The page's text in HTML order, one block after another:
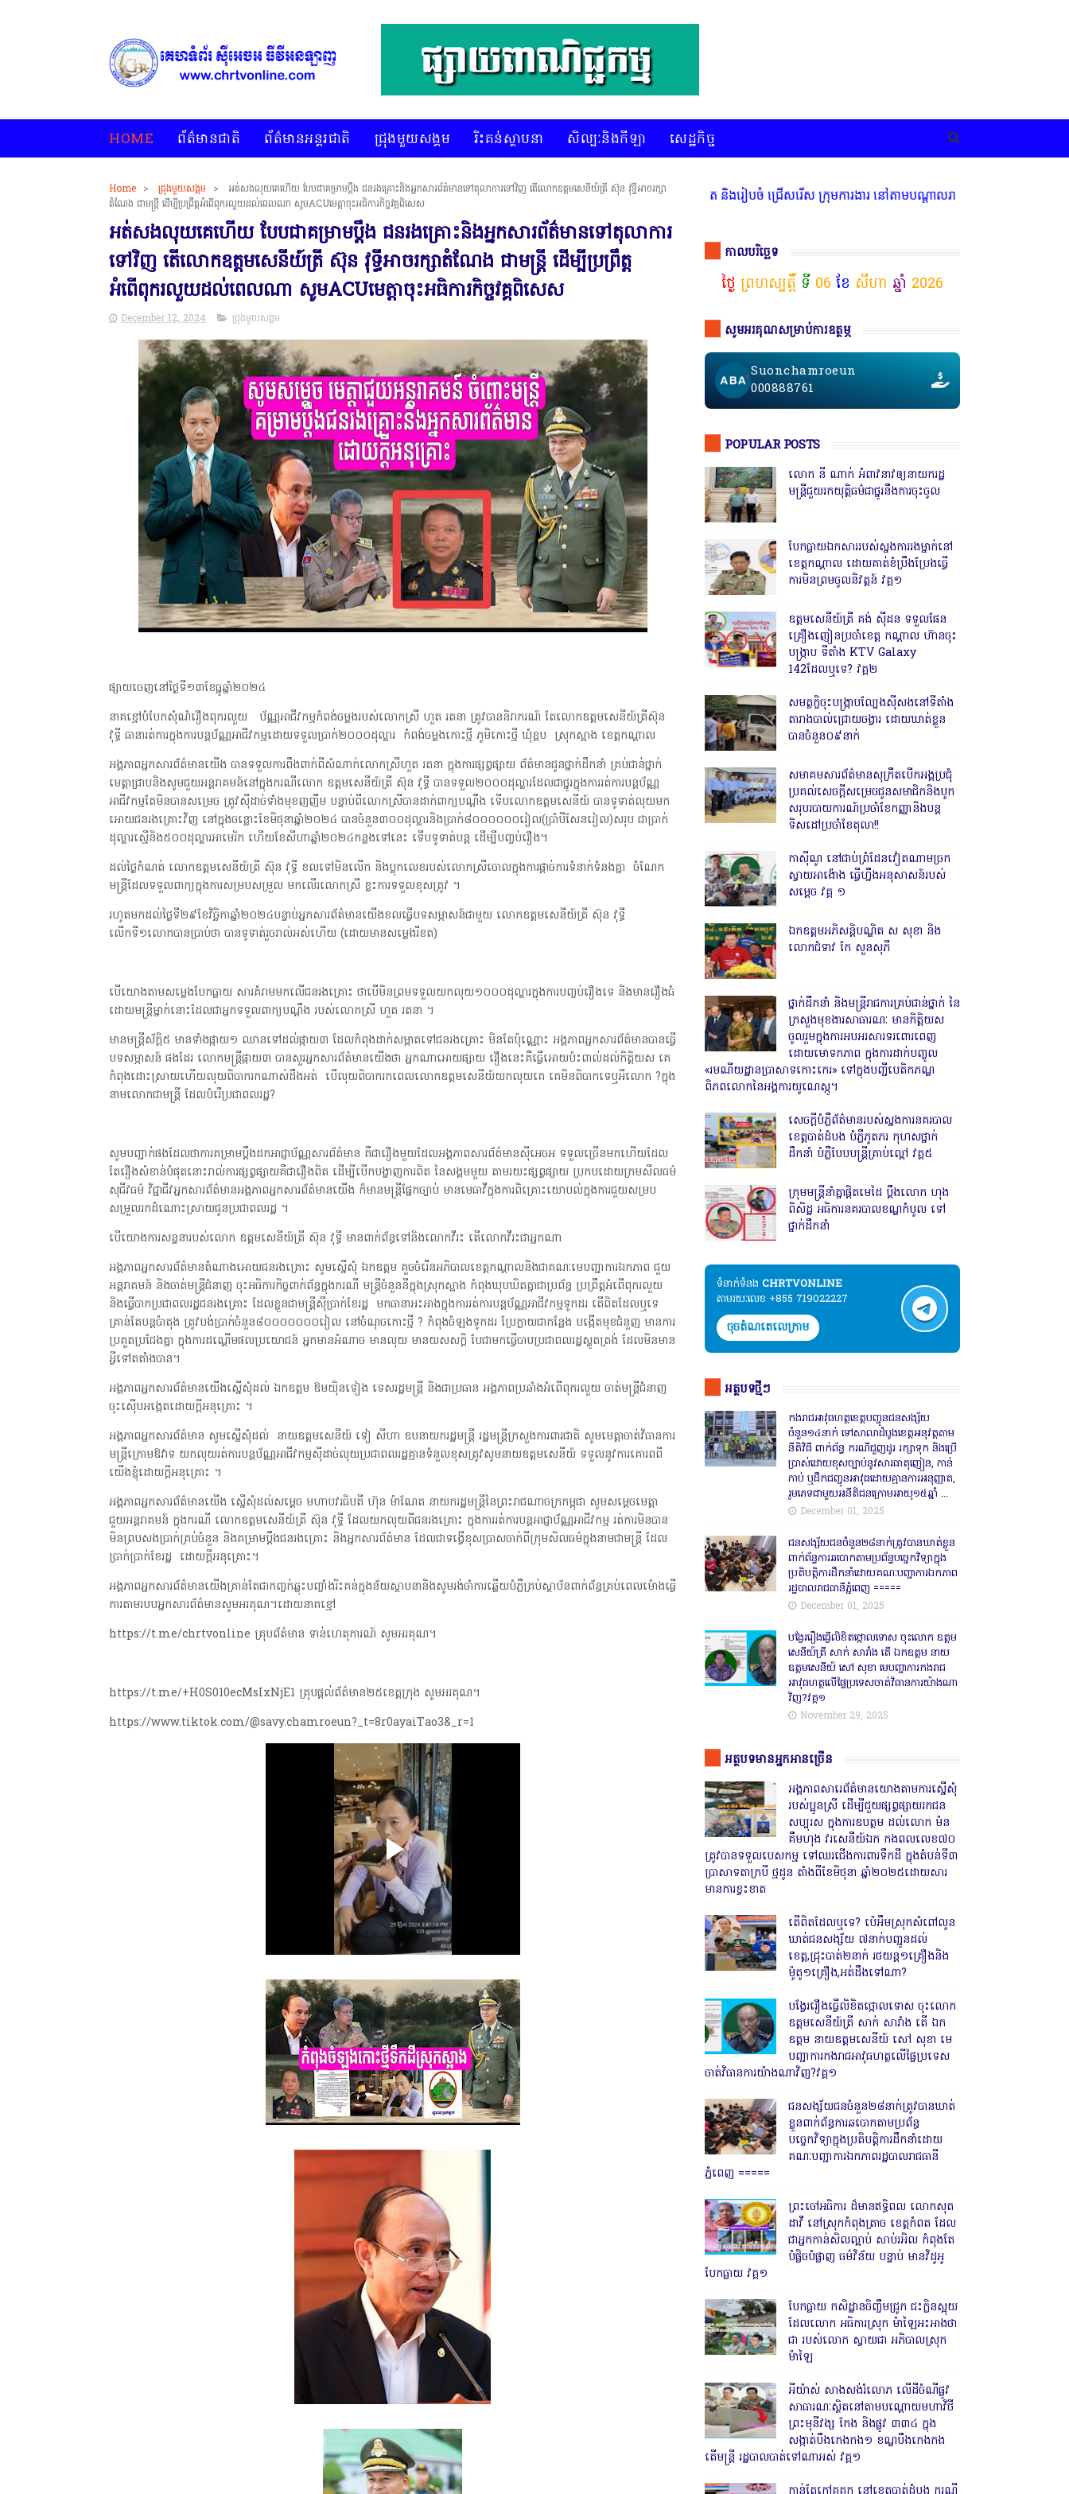
HOME ព័ត៌មានជាតិ ព័ត៌មានអន្តរជាតិ ជ្រុងមួយសង្គម រិះគន់ស្ថាបនា សិល្បៈនិងកីឡា សេដ្ឋកិច្ច
Home > ជ្រុងមួយសង្គម >
អត់សងលុយគេហើយ បែបជាគម្រាមប្តឹង ជនរងគ្រោះនិងអ្នកសារព័ត៌មានទៅតុលាការទៅវិញ តើលោកឧត្តមសេនីយ៍ត្រី ស៊ុន វុទ្ធីអាចរក្សា
តំណែង ជាមន្ត្រី ដើម្បីប្រព្រឹត្តអំពើពុករលួយដល់ពេលណា សូមACUមេត្តាចុះអធិការកិច្ចវគ្គពិសេស
អត់សងលុយគេហើយ បែបជាគម្រាមប្តឹង ជនរងគ្រោះនិងអ្នកសារព័ត៌មានទៅតុលាការ
ទៅវិញ តើលោកឧត្តមសេនីយ៍ត្រី ស៊ុន វុទ្ធីអាចរក្សាតំណែង ជាមន្ត្រី ដើម្បីប្រព្រឹត្ត
អំពើពុករលួយដល់ពេលណា សូមACUមេត្តាចុះអធិការកិច្ចវគ្គពិសេស
December 12, 2024 ជ្រុងមួយសង្គម
ផ្សាយចេញនៅថ្ងៃទី១៣ខែធ្នូឆ្នាំ២០២៤
នាគខ្មៅបំបែកសុំណំរឿងពុករលួយ ប័ណ្ណអាជីវកម្មកំពង់ចម្លងរបស់លោកស្រី ហួត រតនា ត្រូវបាននិរាករណ៍ តែលោកឧត្តមសេនីយ៍ត្រីស៊ុន
វុទ្ធី ធានារត់ការក្នុងការបន្តប័ណ្ណអាជីវកម្មដោយទទួលប្រាក់២០០០ដុល្លារ កំពង់ចម្លងកោះថ្មី ភូមិកោះថ្មី ឃុំខ្ពប ស្រុកស្អាង ខេត្តកណ្តាល
អង្គភាពអ្នកសារព័ត៌មានយើង បានទទួលការពឹងពាក់ពីសំណាក់លោកស្រីហួត រតនា ក្នុងការផ្សព្វផ្សាយ ព័ត៌មានជូនថ្នាក់ដឹកនាំ គ្រប់ជាន់ថ្នាក់
មេត្តាជ្រាបនិងសូមជួយអន្តរាគមន៍នៅក្នុងករណីលោក ឧត្តមសេនីយ៍ត្រី ស៊ុន វុទ្ធី បានទទួល២០០០ដុល្លារដែលជាថ្នូរក្នុងការរត់ការបន្តប័ណ្ណ
អាជីវកម្មតែមិនបានសម្រេច ត្រូវស៊ីដាច់ទាំងមុខញញឹម បន្ទាប់ពីលោកស្រីបានដាក់ពាក្យបណ្តឹង ទើបលោកឧត្តមសេនីយ៍ បានទូទាត់លុយមក
អោយជនរងគ្រោះវិញ នៅក្នុងចន្លោះខែមិថុនាឆ្នាំ២០២៤ បានចំនួន៣០០ដុល្លារនិងប្រាក់៨០០០០០០រៀល(ប្រាំបីសែនរៀល)សរុប ជាប្រាក់
ដុល្លារស្មើនិង៥០០ដុល្លារអាមេរិក ហើយខែសីហាឆ្នាំ២០២៤កន្លងទៅនេះ ទើបទូទាត់បន្ត ដើម្បីបញ្ចប់រឿង។
ដល់ថ្ងៃកំណត់ លោកឧត្តមសេនីយ៍ត្រី ស៊ុន វុទ្ធី ខលទៅមិនលើក និងប្លុកលេខរបស់លោកស្រីចោលក្នុងការផ្តាច់ការទំនាក់ទំនងគ្នា ចំណែក
មន្ត្រីដែលទទួលពាក្យក្នុងការសម្របសម្រួល មកលើរលោកស្រី ខ្លះការទទួលខុសត្រូវ ។
រហូតមកដល់ថ្ងៃទី២៩ខែវិច្ឆិកាឆ្នាំ២០២៤បន្ទាប់អ្នកសារព័ត៌មានយើងខលធ្វើបទសម្ភាសន៍ជាមួយ លោកឧត្តមសេនីយ៍ត្រី ស៊ុន វុទ្ធី
លើកទី១លោកបានប្រាប់ថា បានទូទាត់រួចរាល់អស់ហើយ (ដោយមានសម្លេងរីខត)
បើយោងតាមសម្លេងបែកធ្លាយ សារគំរាមមកលើជនរងគ្រោះ ថាបើមិនព្រមទទួលយកលុយ១០០០ដុល្លារក្នុងការបញ្ចប់រឿងទេ និងមានរឿងធំ
ដោយមន្ត្រីម្នាក់នោះដែលជាអ្នកទទួលពាក្យបណ្តឹង របស់លោកស្រី ហួត រតនា ។
មានមន្ត្រីស័ក្តិ៥ មានទាំងផ្កាយ១ ឈានទៅដល់ផ្កាយ៣ ដែលកំពុងដាក់សម្ពាតទៅជនរងគ្រោះ មិនតែប៉ុណ្ណោះ អង្គភាពអ្នកសារព័ត៌មានបានធ្វើ
បទសម្ភាសន៍ ផងដែរ លោកមន្ត្រីផ្កាយ៣ បានសួរអ្នកសារព័ត៌មានយើងថា អ្នកណាអោយផ្សាយ រឿងនេះគឺធ្វើអោយប៉ះពាល់ដល់កិត្តិយស គេ
កំពុងដោះស្រាយហើយលុយពិបាករកណាស់ដឹងអត់ បើលុយពិបាករកពេលលោកឧត្តមសេនីយ៍យកលុយគេ គេមិនពិបាកទេឬអីលោក ?ក្នុង
នាមលោកជាមន្ត្រី ដែលបំរើប្រជាពលរដ្ឋ?
សូមបញ្ជាក់ផងដែលថាការគម្រាមប្តឹងដកអាជ្ញាប័ណ្ណសារព័ត៌មាន គឺជារឿងមួយដែលអង្គភាពសារព័ត៌មានស៊ីអេចអ ទទួលច្រើនមកហើយដែល
តែរឿងសំខាន់បំផុតនោះរាល់ការផ្សព្វផ្សាយគឺជារឿងពិត ដើម្បីបើកបង្ហាញការពិត នៃសង្គមមួយ តាមរយះផ្សព្វផ្សាយ ប្រកបដោយក្រមសីលធម៌
សុជីវធម៌ វិជ្ជាជីវអ្នកសារព័ត៌មានអង្គភាពអ្នកសារព័ត៌មានយើង ក៏មានមន្ត្រីផ្នែកច្បាប់ មានមេធាវីក្នុងការពិគ្រោះយោបល់ក្នុងការជួយសម្រប
សម្រួលរកដំណោះស្រាយជូនប្រជាពលរដ្ឋ ។
បើយោងការសន្ទនារបស់លោក ឧត្តមសេនីយ៍ត្រី ស៊ុន វុទ្ធី មានពាក់ព័ន្ធទៅនិងលោកវីរះ តើលោកវីរះជាអ្នកណា
អង្គភាពអ្នកសារព័ត៌មានតំណាងអោយជនរងគ្រោះ សូមស្នើសុំ ឯកឧត្តម គួចចំរើនអភិបាលខេត្តកណ្តាលនិងជាគណៈមេបញ្ជាការឯកភាព ជួយ
អន្តរាគមន៍ និងចាត់មន្ត្រីជំនាញ ចុះអធិការកិច្ចពាក់ព័ន្ធក្នុងករណី មន្ត្រីចំនួននីក្នុងស្រុកស្អាង កំពុងឃុបឃិតគ្នាជាប្រព័ន្ធ ប្រព្រឹត្តអំពើពុករលួយ
និងធ្វើបាកប្រជាពលរដ្ឋជនរងគ្រោះ ដែលខ្លួនជាមន្ត្រីស៊ីប្រាក់ខែរដ្ឋ មកធានាអះអាងក្នុងការរត់ការបន្តប័ណ្ណអាជីវកម្មទូកដរ តើពិតដែលឬទេ
គ្រាន់តែបន្តប៉ាតុង ត្រូវបង់ប្រាក់ចំនួន៨០០០០០០០រៀល នៅចំណុចកោះថ្មី ? កំពុងចំឡងទូកដរ ប្រែក្លាយជាកន្លែង បង្កើតមុខជំនួញ មានការ
ប្រគួតប្រជែងគ្នា ក្នុងការដណ្តើមផលប្រយោជន៍ អ្នកមានអំណាច មានលុយ មានយសសក្តិ បែជាមកធ្វើបាបប្រជាពលរដ្ឋស្លូតត្រង់ ដែលមិនមាន
អ្វីទៅតតាំងបាន។
អង្គភាពអ្នកសារព័ត៌មានយើងស្នើសុំដល់ ឯកឧត្តម ឱមយ៉ិនទៀង ទេសរដ្ឋមន្ដ្រី និងជាប្រធាន អង្គភាពប្រឆាំងអំពើពុករលួយ ចាត់មន្ត្រីជំនាញ
ចុះស៊ើបអង្កេតដោយក្តីអនុគ្រោះ ។
អង្គភាពអ្នកសារព័ត៌មាន សូមស្នើសុំដល់ នាយឧត្តមសេនីយ៍ ទៀ សីហា ឧបនាយករដ្ឋមន្ត្រី រដ្ឋមន្ត្រីក្រសួងការពារជាតិ សូមមេត្តាចាត់វិធានការ
មន្ត្រីក្រោមឱវាទ យកលុយរត់ការបន្តប័ណ្ណអាជីវកម្មស៊ីដាច់លុយប្រជាពលរដ្ឋគ្មានទំនួលខុសត្រូវសូមនាយឧត្តមសេនីយ៍ ទទួលនូវការគោរពពី
យើងខ្ញុំដោយក្តីអនុគ្រោះ ។
អង្គភាពអ្នកសារព័ត៌មានយើង ស្នើសុំដល់សម្តេច មហាបវរធិបតី ហ៊ុន ម៉ាណែត នាយករដ្ឋមន្ត្រីនៃព្រះរាជណាចក្រកម្ពុជា សូមសម្តេចមេត្តា
ជួយអន្តរាគមន៍ ក្នុងករណី លោកឧត្តមសេនីយ៍ត្រី ស៊ុន វុទ្ធី ដែលយកលុយពីជនរងគ្រោះ ក្នុងការរត់ការបន្តអាជ្ញាប័ណ្ណអាជីវកម្ម រត់ការមិនបាន
មិនព្របសងប្រាក់គ្រប់ចំនួន និងគម្រាមប្តឹងជនរងគ្រោះ និងអ្នកសារព័ត៌មាន ដែលជាទង្វើខុសប្រាសចាក់ពីក្រុមសិលធម៌ក្នុងនាមជាមន្ត្រី ដែល
ប្រាក់ប្រាក់ខែរដ្ឋ ដោយក្តីអនុគ្រោះ។
អង្គភាពអ្នកសារព័ត៌មានយើងគ្រាន់តែជាកញ្ចក់ឆ្លុះបញ្ចាំងរិះគន់ក្នុងន័យស្ថាបនានិងសូមរង់ចាំការឆ្លើយបំភ្លឺគ្រប់ស្ថាប័នពាក់ព័ន្ធគ្រប់ពេលម៉ោងធ្វើ
ការតាមរបបអ្នកសារព័ត៌មានសូមអរគុណ។ដោយនាគខ្មៅ
https://t.me/chrtvonline គ្រុបព័ត៌មាន ទាន់ហេតុការណ៍ សូមអរគុណ។
https://t.me/+H0S010ecMsIxNjE1 គ្រុបផ្តល់ព័ត៌មាន២៥ខេត្តក្រុង សូមអរគុណ។
https://www.tiktok.com/@savy.chamroeun?_t=8r0ayaiTao3&_r=1
* គេហទំព័រ ស៊ីអេចអធីវីអនឡាញ ជាព័ត៌មានពិត រហ័ស អព្យាក្រឹត និងរៀបចំ ជ្រើសរើស ក្រុមការងារ នៅតាមបណ្តាលរាជធានី ខេត្ត មានចំណាប់អារម្មណ៍ សូមទំ
កាលបរិច្ឆេទ
ថ្ងៃ ព្រហស្បត្តិ៍ ទី 06 ខែ សីហា ឆ្នាំ 2026
សូមអរគុណសម្រាប់ការឧត្ថម្ភ
Suonchamroeun
000888761
POPULAR POSTS
លោក នី ណាក់ អំពាវនាវឲ្យនាយករដ្ឋ
មន្ត្រីជួយរកយុត្តិធម៌ជាថ្នូរនឹងការចុះចូល
បែកធ្លាយឯកសាររបស់ស្នងការរងម្នាក់នៅ
ខេត្តកណ្ដាល ដោយគាត់ខំប្រឹងប្រែងធ្វើ
ការមិនព្រមចូលនិវត្តន៍ វគ្គ១
ឧត្តមសេនីយ៍ត្រី គង់ ស៊ីដន ទទួលផែន
គ្រឿងញៀនប្រចាំខេត្ត កណ្តាល ហ៊ានចុះ
បង្ក្រាប ទីតាំង KTV Galaxy
142ដែលឬទេ? វគ្គ២
សមត្ថកិ្ចចុះបង្ក្រាបល្បែងស៊ីសងនៅទីតាំង
តារាងបាល់ជ្រោយចង្វារ ដោយឃាត់ខ្លួន
បានចំនួន០៩នាក់
សមាគមសារព័ត៌មានសុក្រឹតបើកអង្គប្រជុំ
ប្រគល់សេចក្តីសម្រេចជូនសមាជិកនិងបូក
សរុបរបាយការណ៍ប្រចាំខែកញ្ញានិងបន្ត
ទិសដៅប្រចាំខែតុលា!!
កាសុីណូ នៅជាប់ព្រំដែនវៀតណាមច្រក
ស្វាយអាង៉ោង ធ្វើហ្នឹងអនុសាសន៍របស់
សម្ដេច វគ្គ ១
ឯកឧត្តមអភិសន្តិបណ្ឌិត ស សុខា និង
លោកជំទាវ កែ សួនសុភី
ថ្នាក់ដឹកនាំ និងមន្ត្រីរាជការគ្រប់ជាន់ថ្នាក់ នៃ
ក្រសួងមុខងារសាធារណៈ មានកិត្តិយស
ចូលរួមក្នុងការអបអរសារទរពោរពេញ
ដោយមោទកភាព ក្នុងការដាក់បញ្ចូល
«រមណីយដ្ឋានប្រាសាទកោះកេរ» ទៅក្នុងបញ្ជីបេតិកភណ្ឌ
ពិភពលោកនៃអង្គការយូណេស្កូ។
សេចក្តីបំភ្លឺព័ត៌មានរបស់ស្នងការនគរបាល
ខេត្តបាត់ដំបង បំភ្លឺភូតភរ កុហសថ្នាក់
ដឹកនាំ បំភ្លឺបែបបន្ត្រីគ្រាប់ល្ពៅ វគ្គ៥
ក្រុមមន្ត្រីនាំគ្នាផ្ដិតមេដៃ ប្ដឹងលោក ហុង
ពិសិដ្ឋ អធិការនគរបាលខណ្ឌកំបូល ទៅ
ថ្នាក់ដឹកនាំ
ទំនាក់ទំនង​​ CHRTVONLINE
តាមរយៈលេខ +855 719022227
ចុចតំណតេលេក្រាម
អត្ថបទថ្មីៗ
កងរាជឣាវុធហត្ថខេត្តបញ្ជូនជនសង្ស័យ
ចំនួន១៤នាក់ ទៅសាលាដំបូងខេត្តឣនុវត្តតាម
នីតិវិធី ពាក់ព័ន្ធ ករណីជួញដូរ រក្សាទុក និងប្រើ
ប្រាស់ដោយខុសច្បាប់នូវសារធាតុញៀន, កាន់
កាប់ ឬដឹកជញ្ជូនអាវុធដោយគ្មានការអនុញ្ញាត,
រួមភេទជាមួយអនីតិជនក្រោមអាយុ១៥ឆ្នាំ ...
December 01, 2025
ជនសង្ស័យជនចំនួន២៨នាក់ត្រូវបានឃាត់ខ្លួន
ពាក់ព័ន្ធការឆបោកតាមប្រព័ន្ធបច្ចេកវិទ្យាក្នុង
ប្រតិបត្តិការដឹកនាំដោយគណៈបញ្ជាការឯកភាព
រដ្ឋបាលរាជធានីភ្នំពេញ ‎=====
December 01, 2025
បង្វែររឿងធ្វើលិខិតថ្កោលទោស ចុះលោក ឧត្តម
សេនីយ៍ត្រី សាក់ សារាំង តើ ឯកឧត្តម នាយ
ឧត្តមសេនីយ៍ សៅ សុខា មេបញ្ជាការកងរាជ
អាវុធហត្ថលើផ្ទៃប្រទេសចាត់វិធានការយ៉ាងណា
វិញ?វគ្គ១
November 29, 2025
អត្ថបទមានអ្នកអានច្រើន
អង្គភាពសារេព័ត៌មានយោងតាមការស្នើសុំ
របស់ប្អូនស្រី ដើម្បីជួយផ្សព្វផ្សាយរកជន
សប្បុរស ក្នុងការឧបត្ថម ដល់លោក ម៉ន
គឹមហុង វរសេនីយ៍ឯក កងពលលេខ៧០
ត្រូវបានទទួលបេសកម្ម ទៅឈរជើងការពារទឹកដី ក្នុងតំបន់ទី៣
ប្រាសាទតាក្របី ថ្មដូន តាំងពីខែមិថុនា ឆ្នាំ២០២៥ដោយសារ
មានការខ្វះខាត
តើពិតដែលឬទេ? ប៉េអឹមស្រុកសំពៅលូន
ឃាត់ជនសង្ស័យ ៧នាក់បញ្ជូនដល់
ខេត្ត,ជ្រុះបាត់២នាក់ រថយន្ត១គ្រឿងនិង
ម៉ូតូ១គ្រឿង,អត់ដឹងទៅណា?
បង្វែររឿងធ្វើលិខិតថ្កោលទោស ចុះលោក
ឧត្តមសេនីយ៍ត្រី សាក់ សារាំង តើ ឯក
ឧត្តម នាយឧត្តមសេនីយ៍ សៅ សុខា មេ
បញ្ជាការកងរាជអាវុធហត្ថលើផ្ទៃប្រទេស
ចាត់វិធានការយ៉ាងណាវិញ?វគ្គ១
ជនសង្ស័យជនចំនួន២៨នាក់ត្រូវបានឃាត់
ខ្លួនពាក់ព័ន្ធការឆបោកតាមប្រព័ន្ធ
បច្ចេកវិទ្យាក្នុងប្រតិបត្តិការដឹកនាំដោយ
គណៈបញ្ជាការឯកភាពរដ្ឋបាលរាជធានី
ភ្នំពេញ ‎=====
ព្រះចៅអធិការ ដ៏មានឥទ្ធិពល លោកសុត
ដាវី នៅស្រុកកំពុងត្រាច ខេត្តកំពត ដែល
ជាអ្នកកាន់សិលល្អាប់ សាប់រអិល កំពុងតែ
បំផ្លិចបំផ្លាញ ធម៌វិន័យ បន្ទាប់ មានវិដូអូ
បែកធ្លាយ វគ្គ១
បែកធ្លាយ កសិដ្ឋានចិញ្ចឹមជ្រូក ជះក្លិនស្អុយ
ដែលលោក អធិការស្រុក ម៉ាឡៃអះអាងថា
ជា របស់លោក ស្វាយជា អភិបាលស្រុក
ម៉ាឡៃ
អីយ៉ាស់ សាងសង់រំលោភ លើដីចំណីផ្លូវ
សាធារណៈស្ថិតនៅតាមបណ្ដោយមហាវិថី
ព្រះមុនីវង្ស កែង និងផ្លូវ ៣៣៤ ក្នុង
សង្កាត់បឹងកេងកង១ ខណ្ឌបឹងកេងកង
តើមន្ត្រី រដ្ឋបាលបាត់ទៅណាអស់ វគ្គ១